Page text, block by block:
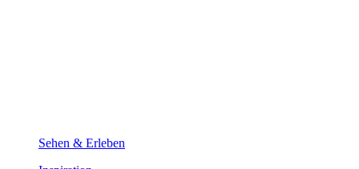
Sehen & Erleben